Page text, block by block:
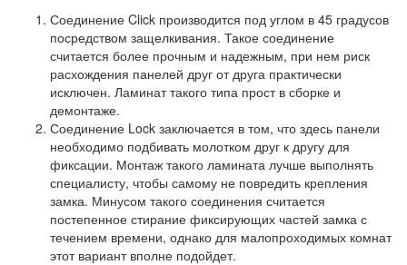
Соединение Click производится под углом в 45 градусов
посредством защелкивания. Такое соединение
считается более прочным и надежным, при нем риск
расхождения панелей друг от друга практически
исключен. Ламинат такого типа прост в сборке и
демонтаже.
Соединение Lock заключается в том, что здесь панели
необходимо подбивать молотком друг к другу для
фиксации. Монтаж такого ламината лучше выполнять
специалисту, чтобы самому не повредить крепления
замка. Минусом такого соединения считается
постепенное стирание фиксирующих частей замка с
течением времени, однако для малопроходимых комнат
этот вариант вполне подойдет.